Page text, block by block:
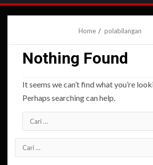
Home polabilangan
Nothing Found
It seems we can’t find what you’re
Perhaps searching can help.
Cari
untuk:
Cari
untuk: